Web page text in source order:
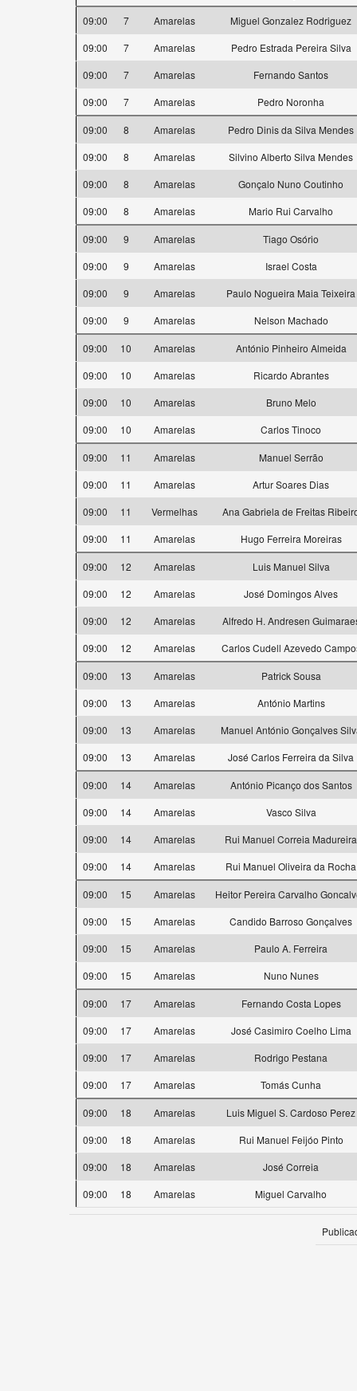
09:00 7 Amarelas
Miguel Gonzalez Rodriguez
09:00
7 Amarelas
Pedro Estrada Pereira Silva
09:00
7 Amarelas
Fernando Santos
09:00
7 Amarelas Pedro Noronha
09:00 8 Amarelas
Pedro Dinis da Silva Mendes
09:00
8 Amarelas
Silvino Alberto Silva Mendes
09:00
8 Amarelas
Gonçalo Nuno Coutinho
09:00
8 Amarelas Mario Rui Carvalho
09:00 9 Amarelas
Tiago Osório
09:00
9 Amarelas
Israel Costa
09:00
9 Amarelas
Paulo Nogueira Maia Teixeira
09:00
9 Amarelas Nelson Machado
09:00 10 Amarelas
António Pinheiro Almeida
09:00
10 Amarelas
Ricardo Abrantes
09:00
10 Amarelas
Bruno Melo
09:00
10 Amarelas Carlos Tinoco
09:00 11 Amarelas
Manuel Serrão
09:00
11 Amarelas
Artur Soares Dias
09:00
11 Vermelhas
Ana Gabriela de Freitas
09:00
11 Amarelas Hugo Ferreira Moreiras
09:00 12 Amarelas
Luis Manuel Silva
09:00
12 Amarelas
José Domingos Alves
09:00
12 Amarelas
Alfredo H. Andresen
09:00
12 Amarelas Carlos Cudell Azevedo
09:00 13 Amarelas
Patrick Sousa
09:00
13 Amarelas
António Martins
09:00
13 Amarelas
Manuel António Gonçalves
09:00
13 Amarelas José Carlos Ferreira da Silva
09:00 14 Amarelas
António Picanço dos Santos
09:00
14 Amarelas
Vasco Silva
09:00
14 Amarelas
Rui Manuel Correia Madureira
09:00
14 Amarelas Rui Manuel Oliveira da Rocha
09:00 15 Amarelas
Heitor Pereira Carvalho
09:00
15 Amarelas
Candido Barroso Gonçalves
09:00
15 Amarelas
Paulo A. Ferreira
09:00
15 Amarelas Nuno Nunes
09:00 17 Amarelas
Fernando Costa Lopes
09:00
17 Amarelas
José Casimiro Coelho Lima
09:00
17 Amarelas
Rodrigo Pestana
09:00
17 Amarelas Tomás Cunha
09:00 18 Amarelas
Luis Miguel S. Cardoso Perez
09:00
18 Amarelas
Rui Manuel Feijóo Pinto
09:00
18 Amarelas
José Correia
09:00
18 Amarelas Miguel Carvalho